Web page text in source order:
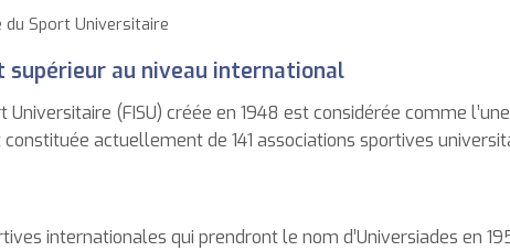
du Sport Universitaire
supérieur au niveau international
(FISU) créée en 1948 est considérée comme
actuellement de 141 associations sportives
internationales qui prendront le nom d’Universiades en